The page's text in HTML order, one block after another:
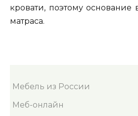
кровати, поэтому основание
матраса.
Мебель из России
Меб-онлайн